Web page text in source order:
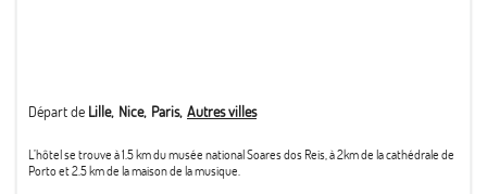
Départ de Lille Nice Paris Autres villes
L’hôtel se trouve à 1.5 km du musée national Soares dos Reis, à 2km de la cathédrale de
Porto et 2.5 km de la maison de la musique.